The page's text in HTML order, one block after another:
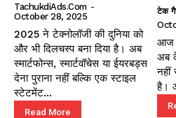
TachukdiAds.com -
October 28, 2025
2025 ने टेक्नोलॉजी की दुनिया को
और भी दिलचस्प बना दिया है। अब
स्मार्टफोन्स, स्मार्टवॉचेस या ईयरबड्स
देना पुराना नहीं बल्कि एक स्टाइल
स्टेटमेंट...
Read More
टेक
आज
अब
है।